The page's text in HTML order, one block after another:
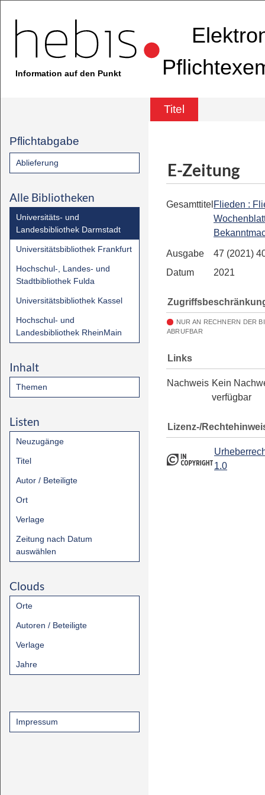
Information auf den Punkt
Titel
Pflichtabgabe
Ablieferung
Alle Bibliotheken
Universitäts- und
Landesbibliothek Darmstadt
Universitätsbibliothek Frankfurt
Hochschul-, Landes- und
Stadtbibliothek Fulda
Universitätsbibliothek Kassel
Hochschul- und
Landesbibliothek RheinMain
Inhalt
Themen
Listen
Neuzugänge
Titel
Autor / Beteiligte
Ort
Verlage
Zeitung nach Datum
auswählen
Clouds
Orte
Autoren / Beteiligte
Verlage
Jahre
Impressum
E-Zeitung
Gesamttitel Flieden :
Ausgabe
47 (2021)
Datum
2021
NUR AN RECHNERN DER
ABRUFBAR
Links
Nachweis Kein
verfügbar
Lizenz-/
1.0